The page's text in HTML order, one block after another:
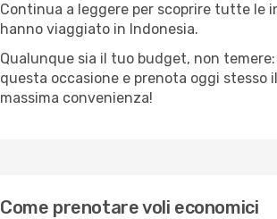
Continua a leggere per scoprire tutte le
hanno viaggiato in Indonesia.
Qualunque sia il tuo budget, non
questa occasione e prenota oggi stesso
massima convenienza!
Come prenotare voli economici